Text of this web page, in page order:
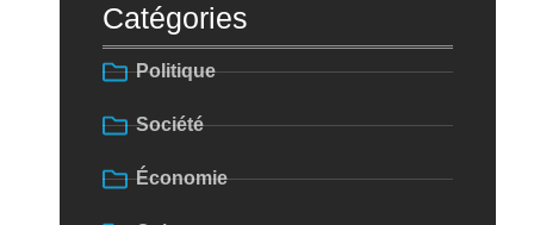
Catégories
Politique
Société
Économie